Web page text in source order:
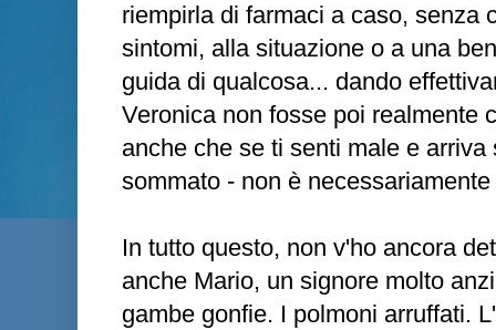
riempirla di farmaci a caso, senza
sintomi, alla situazione o a una
guida di qualcosa... dando
Veronica non fosse poi realmente
anche che se ti senti male e
sommato - non è
In tutto questo, non v'ho ancora
anche Mario, un signore molto
gambe gonfie. I polmoni arruffati.